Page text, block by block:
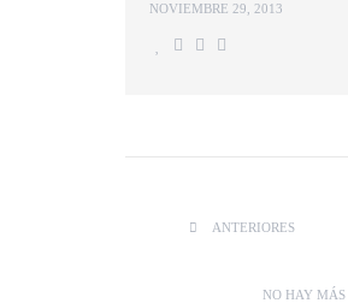
NOVIEMBRE 29, 2013
ANTERIORES
NO HAY MÁS